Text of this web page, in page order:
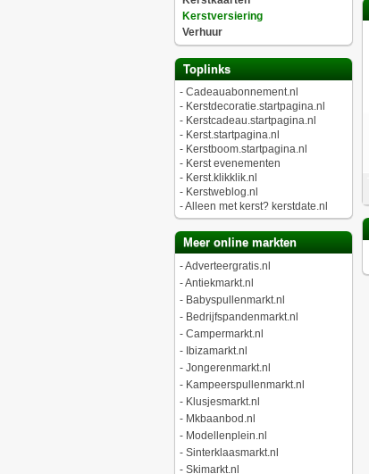
Kerstversiering
Verhuur
Toplinks
- Cadeauabonnement.nl
- Kerstdecoratie.startpagina.nl
- Kerstcadeau.startpagina.nl
- Kerst.startpagina.nl
- Kerstboom.startpagina.nl
- Kerst evenementen
- Kerst.klikklik.nl
- Kerstweblog.nl
-Alleen met kerst? kerstdate.nl
Meer online markten
-Adverteergratis.nl
-Antiekmarkt.nl
- Babyspullenmarkt.nl
- Bedrijfspandenmarkt.nl
- Campermarkt.nl
- Ibizamarkt.nl
- Jongerenmarkt.nl
- Kampeerspullenmarkt.nl
- Klusjesmarkt.nl
- Mkbaanbod.nl
- Modellenplein.nl
- Sinterklaasmarkt.nl
- Skimarkt.nl